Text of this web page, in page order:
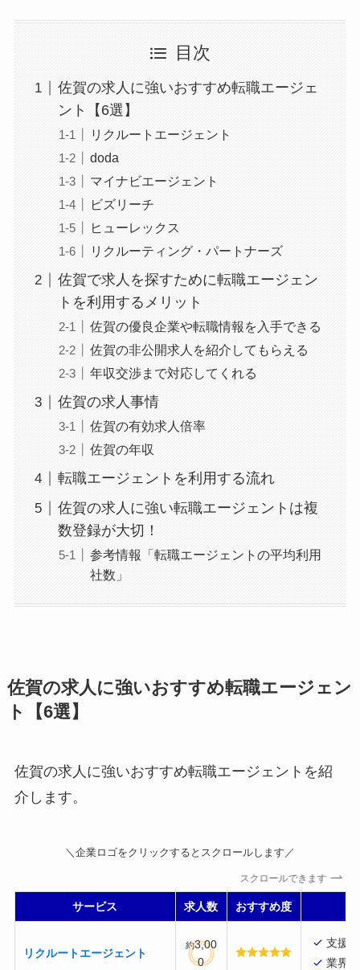
目次
佐賀の求人に強いおすすめ転職エージェ
ント【6選】
リクルートエージェント
doda
マイナビエージェント
ビズリーチ
ヒューレックス
リクルーティング・パートナーズ
佐賀で求人を探すために転職エージェン
トを利用するメリット
佐賀の優良企業や転職情報を入手できる
佐賀の非公開求人を紹介してもらえる
年収交渉まで対応してくれる
佐賀の求人事情
佐賀の有効求人倍率
佐賀の年収
転職エージェントを利用する流れ
佐賀の求人に強い転職エージェントは複
数登録が大切！
参考情報「転職エージェントの平均利用
社数」
佐賀の求人に強いおすすめ転職エージェン
ト【6選】
佐賀の求人に強いおすすめ転職エージェントを紹
介します。
＼企業ロゴをクリックするとスクロールします／
スクロールできます
サービス 求人数 おすすめ度
リクルートエージェント
約3,00
0
支援
業界